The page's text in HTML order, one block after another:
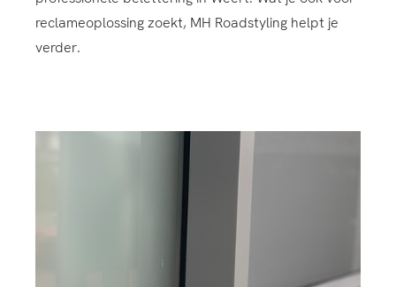
reclameoplossing zoekt, MH Roadstyling helpt je
verder.